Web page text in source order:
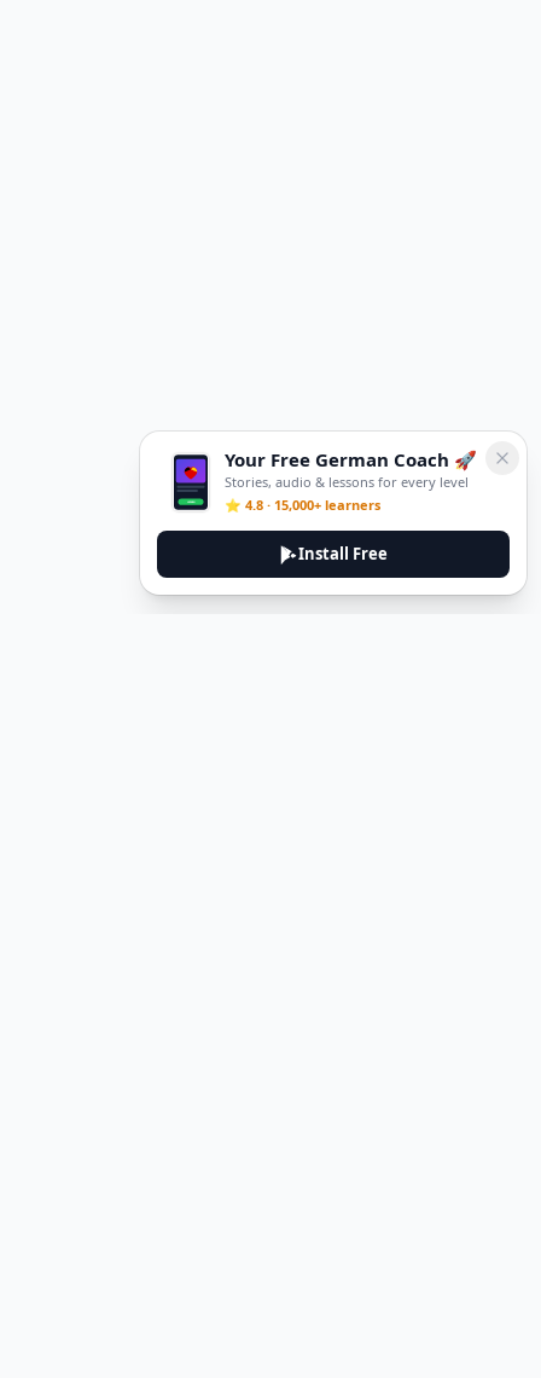
Your Free German Coach 🚀
Stories, audio & lessons for every level
⭐ 4.8 · 15,000+ learners
Install Free